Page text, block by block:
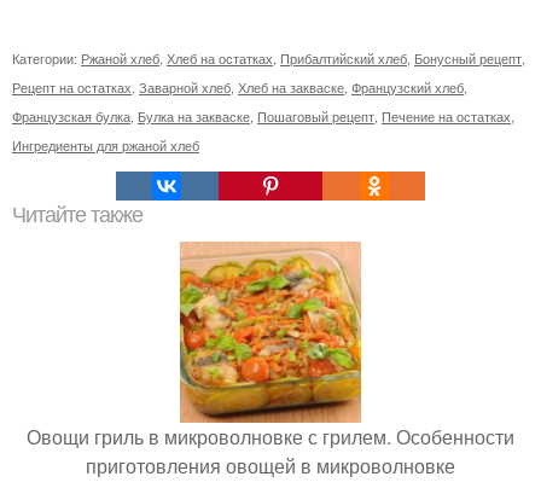
Категории: Ржаной хлеб Хлеб на остатках Прибалтийский хлеб Бонусный рецепт
Рецепт на остатках Заварной хлеб Хлеб на закваске Французский хлеб
Французская булка Булка на закваске Пошаговый рецепт Печение на остатках
Ингредиенты для ржаной хлеб
Читайте также
Овощи гриль в микроволновке с грилем. Особенности
приготовления овощей в микроволновке